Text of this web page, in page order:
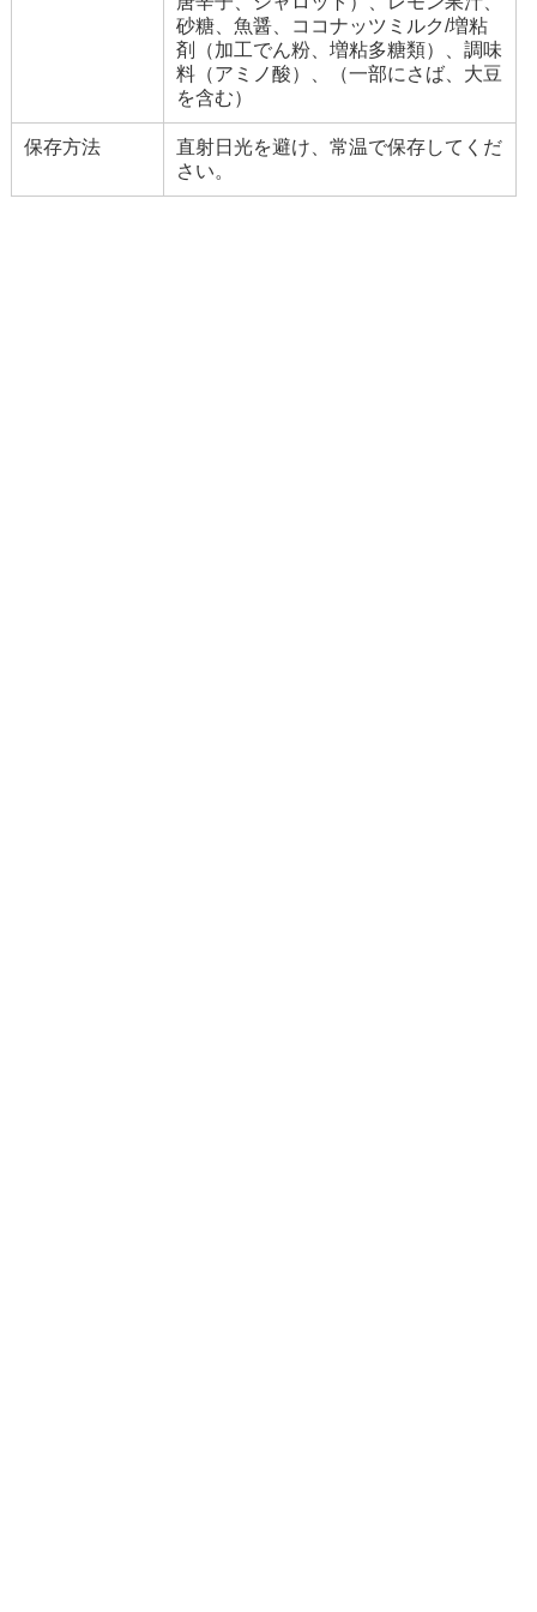
砂糖、魚醤、ココナッツミルク/増粘
剤（加工でん粉、増粘多糖類）、調味
料（アミノ酸）、（一部にさば、大豆
を含む）
保存方法
直射日光を避け、常温で保存してくだ
さい。